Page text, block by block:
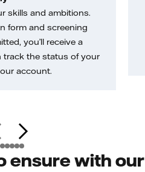
skills and ambitions.
form and screening
you’ll receive a
track the status of your
account.
ensure with our